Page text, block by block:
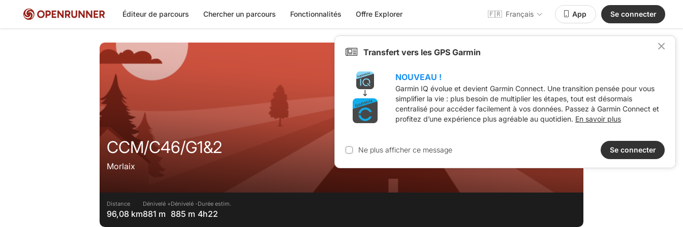
Éditeur de parcours Chercher un parcours Fonctionnalités Offre Explorer 🇫🇷 Français App Se connecter
CCM/C46/G1&2
Morlaix
Distance
96,08 km
Dénivelé +
881 m
Dénivelé -
885 m
Durée estim.
4h22
Transfert vers les GPS Garmin
NOUVEAU !
Garmin IQ évolue et devient Garmin Connect. Une transition pensée pour vous
simplifier la vie : plus besoin de multiplier les étapes, tout est désormais
centralisé pour accéder facilement à vos données. Passez à Garmin Connect et
profitez d’une expérience plus agréable au quotidien. En savoir plus
Ne plus afficher ce message Se connecter